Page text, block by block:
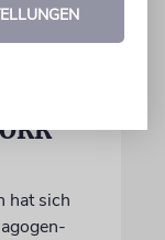
hat sich